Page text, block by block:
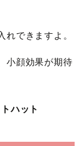
できますよ。
小顔効果が期待
ハット